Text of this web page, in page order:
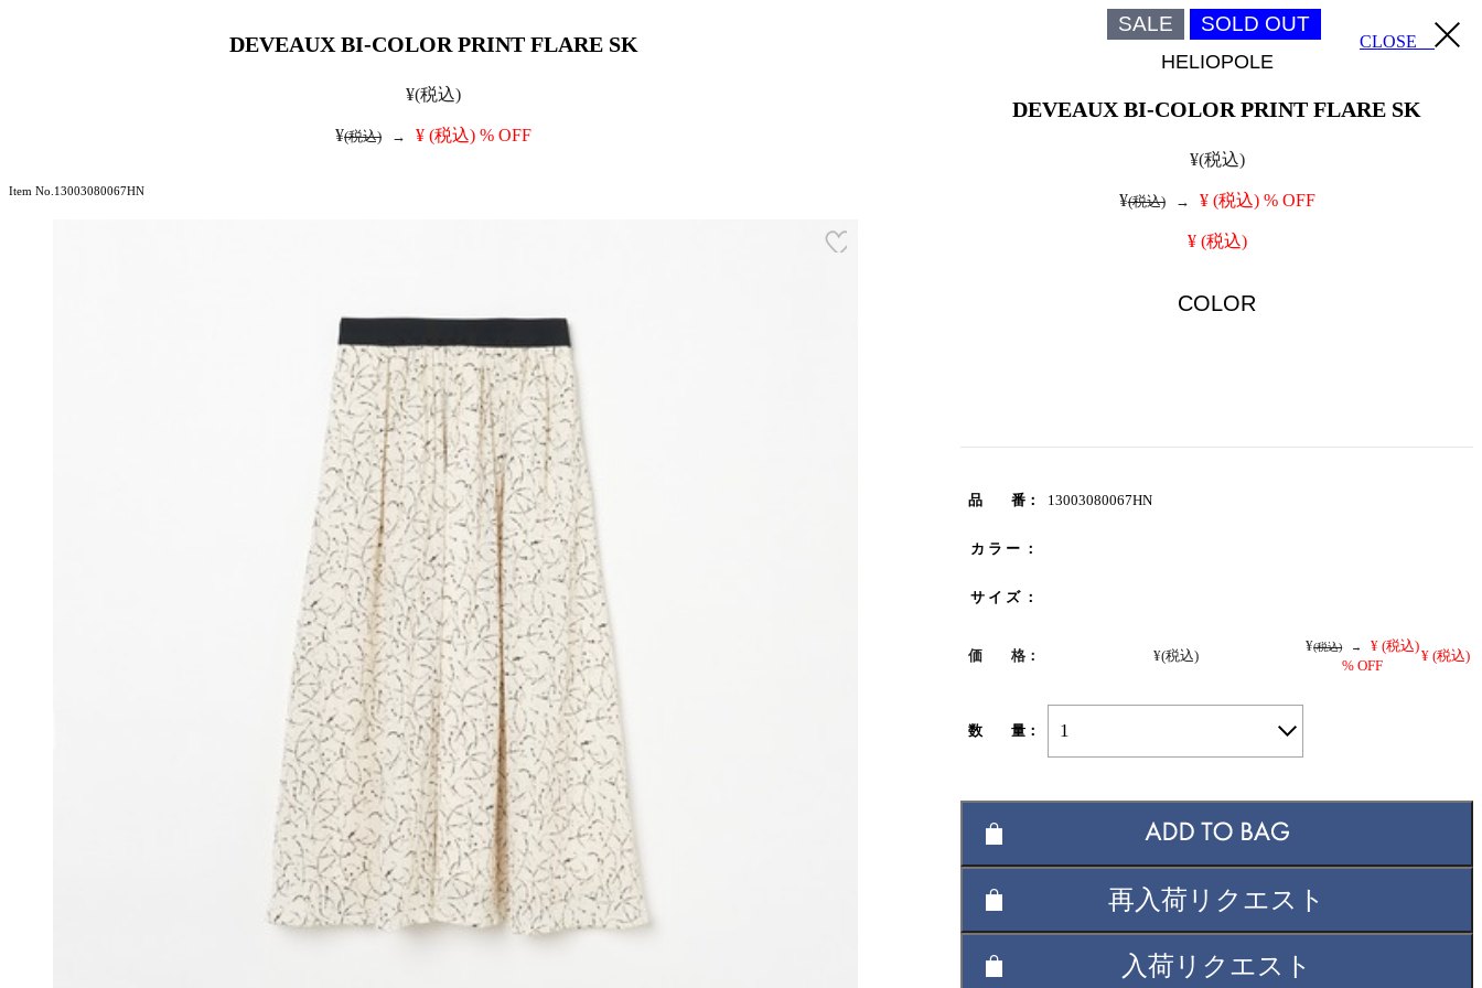
DEVEAUX BI-COLOR PRINT FLARE SK
¥(税込)
¥(税込) → ¥ (税込) % OFF
Item No.13003080067HN
SALE SOLD OUT
HELIOPOLE
DEVEAUX BI-COLOR PRINT FLARE SK
¥(税込)
¥(税込) → ¥ (税込) % OFF
¥ (税込)
COLOR
品 番： 13003080067HN
カ ラ ー ：
サ イ ズ ：
価 格： ¥(税込)
¥(税込) → ¥ (税込)
% OFF
¥ (税込)
数 量： 1
再入荷リクエスト
入荷リクエスト
CLOSE